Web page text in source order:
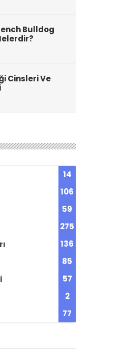
Bulldog
Cinsleri Ve
14
106
59
275
136
85
57
2
77